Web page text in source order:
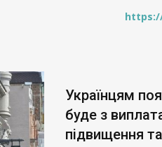
Українцям
буде з
підвищення